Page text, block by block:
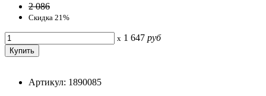
2 086
Скидка 21%
x 1 647 руб
Артикул: 1890085